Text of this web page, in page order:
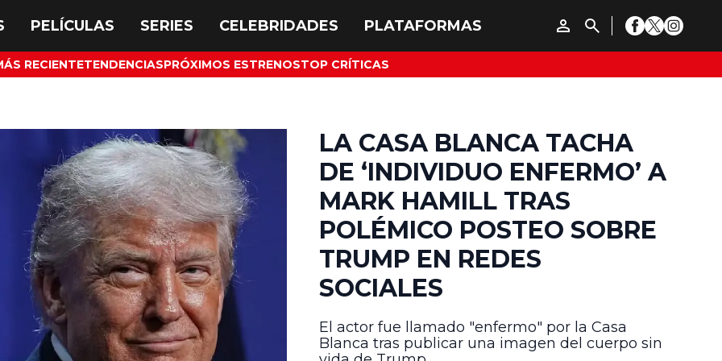
RECIENTETENDENCIASPRÓXIMOS ESTRENOSTOP CRÍTICAS
LA CASA BLANCA TACHA
DE ‘INDIVIDUO ENFERMO’ A
MARK HAMILL TRAS
POLÉMICO POSTEO SOBRE
TRUMP EN REDES
SOCIALES
El actor fue llamado "enfermo" por la Casa
Blanca tras publicar una imagen del cuerpo sin